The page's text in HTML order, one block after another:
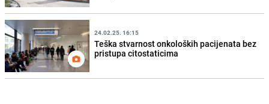
24.02.25. 16:15
Teška stvarnost onkoloških pacijenata bez
pristupa citostaticima